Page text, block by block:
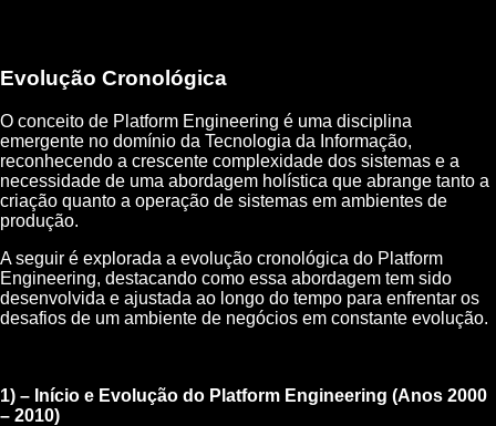
Evolução Cronológica
O conceito de Platform Engineering é uma disciplina
emergente no domínio da Tecnologia da Informação,
reconhecendo a crescente complexidade dos sistemas e a
necessidade de uma abordagem holística que abrange tanto a
criação quanto a operação de sistemas em ambientes de
produção.
A seguir é explorada a evolução cronológica do Platform
Engineering, destacando como essa abordagem tem sido
desenvolvida e ajustada ao longo do tempo para enfrentar os
desafios de um ambiente de negócios em constante evolução.
1) – Início e Evolução do Platform Engineering (Anos 2000
– 2010)